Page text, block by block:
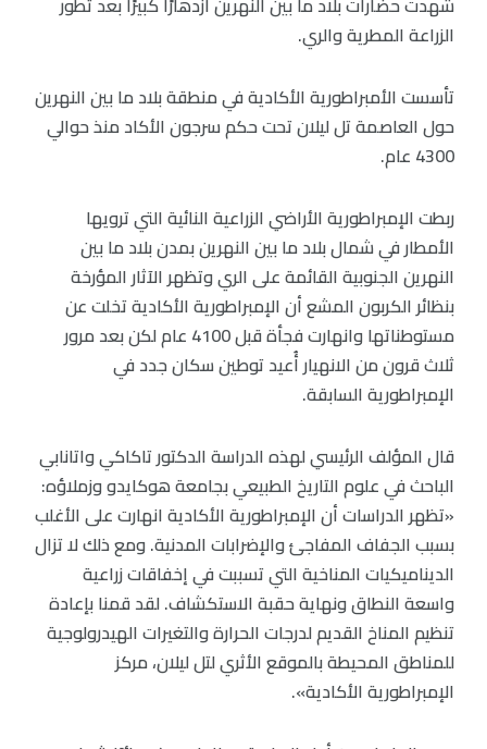
الزراعة المطرية والري.
تأسست الأمبراطورية الأكادية في منطقة بلاد ما بين النهرين
حول العاصمة تل ليلان تحت حكم سرجون الأكاد منذ حوالي
4300 عام.
ربطت الإمبراطورية الأراضي الزراعية النائية التي ترويها
الأمطار في شمال بلاد ما بين النهرين بمدن بلاد ما بين
النهرين الجنوبية القائمة على الري وتظهر الآثار المؤرخة
بنظائر الكربون المشع أن الإمبراطورية الأكادية تخلت عن
مستوطناتها وانهارت فجأة قبل 4100 عام لكن بعد مرور
ثلاث قرون من الانهيار أُعيد توطين سكان جدد في
الإمبراطورية السابقة.
قال المؤلف الرئيسي لهذه الدراسة الدكتور تاكاكي واتانابي
الباحث في علوم التاريخ الطبيعي بجامعة هوكايدو وزملاؤه:
«تظهر الدراسات أن الإمبراطورية الأكادية انهارت على الأغلب
بسبب الجفاف المفاجئ والإضرابات المدنية. ومع ذلك لا تزال
الديناميكيات المناخية التي تسببت في إخفاقات زراعية
واسعة النطاق ونهاية حقبة الاستكشاف. لقد قمنا بإعادة
تنظيم المناخ القديم لدرجات الحرارة والتغيرات الهيدرولوجية
للمناطق المحيطة بالموقع الأثري لتل ليلان، مركز
الإمبراطورية الأكادية».